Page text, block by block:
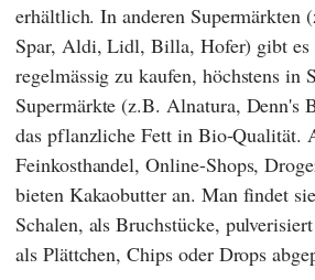
erhältlich. In anderen Supermärkten
Spar, Aldi,Lidl,Billa, Hofer) gibt
regelmässig zu kaufen, höchstens in
Supermärkte (z.B. Alnatura, Denn's
das pflanzliche Fett in Bio-Qualität.
Feinkosthandel, Online-Shops,
bieten Kakaobutter an. Man findet
Schalen, als Bruchstücke,
als Plättchen, Chips oder Drops